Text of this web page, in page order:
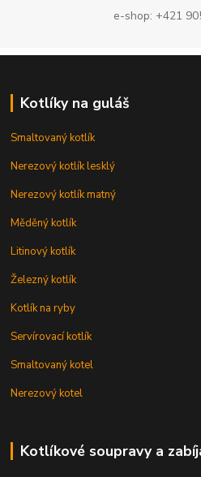
e-shop: +421
Kotlíky na guláš
Smaltovaný kotlík
Nerezový kotlík lesklý
Nerezový kotlík matný
Měděný kotlík
Litinový kotlík
Železný kotlík
Kotlík na ryby
Servírovací kotlík
Smaltovaný kotel
Nerezový kotel
Kotlíkové soupravy a